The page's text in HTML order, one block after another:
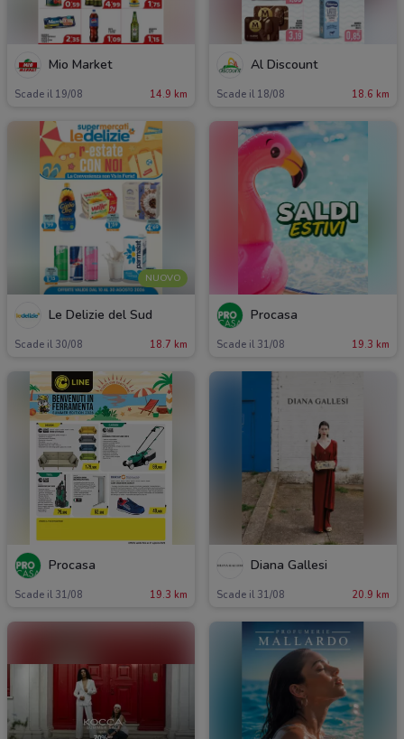
Mio Market
Scade il 19/08 14.9 km
Al Discount
Scade il 18/08 18.6 km
NUOVO
Le Delizie del Sud
Scade il 30/08 18.7 km
Procasa
Scade il 31/08 19.3 km
Procasa
Scade il 31/08 19.3 km
Diana Gallesi
Scade il 31/08 20.9 km